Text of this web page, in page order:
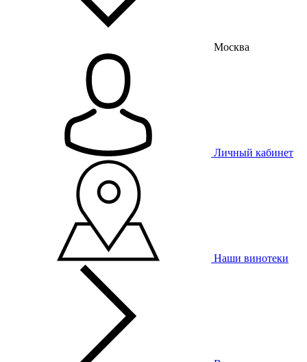
Москва
Личный кабинет
Наши винотеки